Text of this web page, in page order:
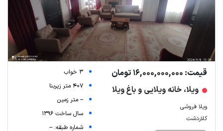
قیمت: 16,000,000,000 تومان
ویلا، خانه ویلایی و باغ ویلا
ویلا فروشی
کلاردشت
3 خواب
407 متر زیربنا
-- متر زمین
سال ساخت 1396
شماره طبقه: --